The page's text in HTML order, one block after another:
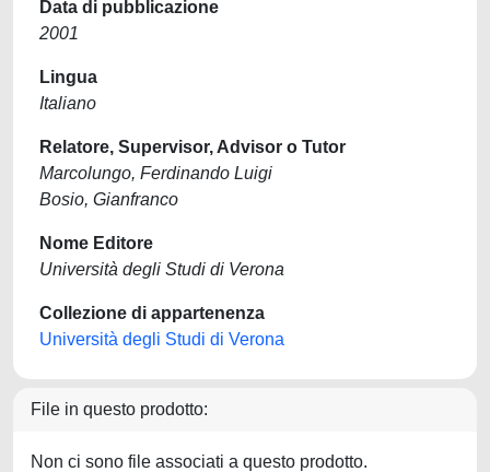
Data di pubblicazione
2001
Lingua
Italiano
Relatore, Supervisor, Advisor o Tutor
Marcolungo, Ferdinando Luigi
Bosio, Gianfranco
Nome Editore
Università degli Studi di Verona
Collezione di appartenenza
Università degli Studi di Verona
File in questo prodotto:
Non ci sono file associati a questo prodotto.